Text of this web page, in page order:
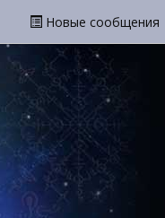
Новые сообщения